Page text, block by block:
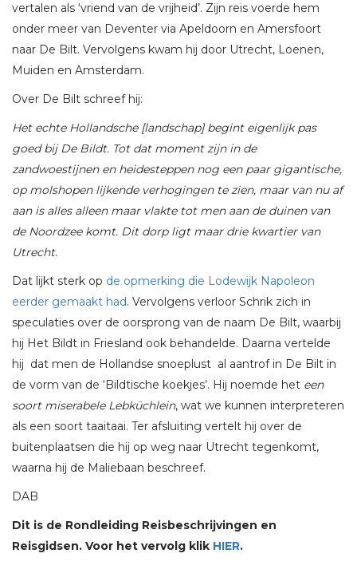
vertalen als ‘vriend van de vrijheid’. Zijn reis voerde hem
onder meer van Deventer via Apeldoorn en Amersfoort
naar De Bilt. Vervolgens kwam hij door Utrecht, Loenen,
Muiden en Amsterdam.
Over De Bilt schreef hij:
Het echte Hollandsche [landschap] begint eigenlijk pas
goed bij De Bildt. Tot dat moment zijn in de
zandwoestijnen en heidesteppen nog een paar gigantische,
op molshopen lijkende verhogingen te zien, maar van nu af
aan is alles alleen maar vlakte tot men aan de duinen van
de Noordzee komt. Dit dorp ligt maar drie kwartier van
Utrecht.
Dat lijkt sterk op de opmerking die Lodewijk Napoleon
eerder gemaakt had. Vervolgens verloor Schrik zich in
speculaties over de oorsprong van de naam De Bilt, waarbij
hij Het Bildt in Friesland ook behandelde. Daarna vertelde
hij dat men de Hollandse snoeplust al aantrof in De Bilt in
de vorm van de ‘Bildtische koekjes’. Hij noemde het een
soort miserabele Lebküchlein, wat we kunnen interpreteren
als een soort taaitaai. Ter afsluiting vertelt hij over de
buitenplaatsen die hij op weg naar Utrecht tegenkomt,
waarna hij de Maliebaan beschreef.
DAB
Dit is de Rondleiding Reisbeschrijvingen en
Reisgidsen. Voor het vervolg klik HIER.